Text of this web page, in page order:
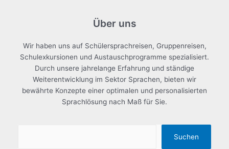
Über uns
Wir haben uns auf Schülersprachreisen, Gruppenreisen,
Schulexkursionen und Austauschprogramme spezialisiert.
Durch unsere jahrelange Erfahrung und ständige
Weiterentwicklung im Sektor Sprachen, bieten wir
bewährte Konzepte einer optimalen und personalisierten
Sprachlösung nach Maß für Sie.
Suchen